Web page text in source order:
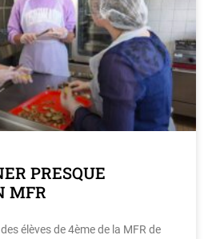
PRESQUE
MFR
élèves de 4ème de la MFR de